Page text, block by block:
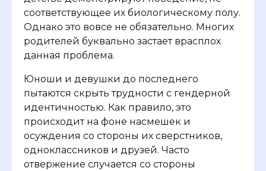
соответствующее их биологическому полу.
Однако это вовсе не обязательно. Многих
родителей буквально застает врасплох
данная проблема.
Юноши и девушки до последнего
пытаются скрыть трудности с гендерной
идентичностью. Как правило, это
происходит на фоне насмешек и
осуждения со стороны их сверстников,
одноклассников и друзей. Часто
отвержение случается со стороны